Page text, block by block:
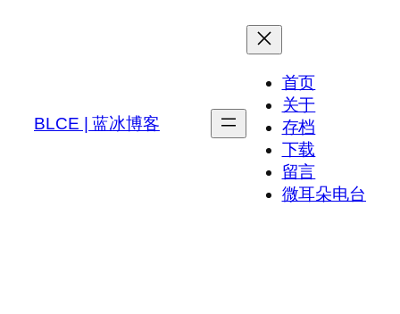
BLCE | 蓝冰博客
首页
关于
存档
下载
留言
微耳朵电台